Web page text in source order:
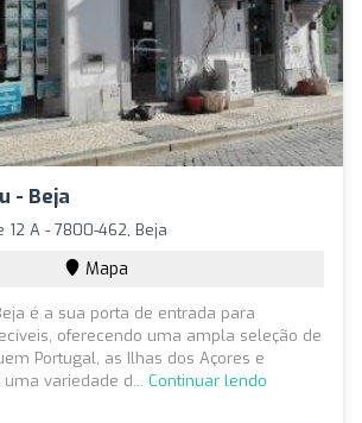
- Beja
12 A - 7800-462, Beja
Mapa
é a sua porta de entrada para
oferecendo uma ampla seleção de
Portugal, as Ilhas dos Açores e
variedade d... Continuar lendo